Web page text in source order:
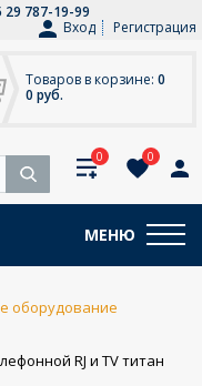
29 787-19-99
Вход
Регистрация
Товаров в корзине: 0
0 руб.
0 0
МЕНЮ
оборудование
RJ и TV титан